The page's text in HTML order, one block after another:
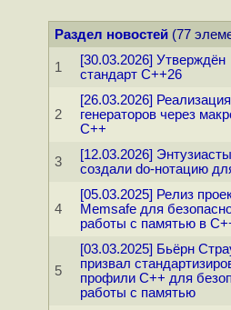
Раздел новостей(77
1
[30.03.2026] Утверждён
стандарт C++26
2
[26.03.2026] Реализация
генераторов через
C++
3
[12.03.2026] Энтузиасты
создали do-нотацию
4
[05.03.2025] Релиз
Memsafe для
работы с памятью в
5
[03.03.2025] Бьёрн
призвал
профили C++ для
работы с памятью